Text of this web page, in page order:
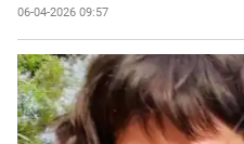
06-04-2026 09:57